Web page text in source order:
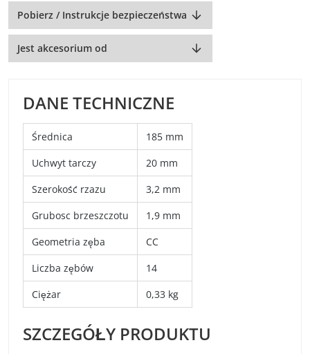
Pobierz / Instrukcje bezpieczeństwa
Jest akcesorium od
DANE TECHNICZNE
Średnica
185 mm
Uchwyt tarczy
20 mm
Szerokość rzazu
3,2 mm
Grubosc brzeszczotu
1,9 mm
Geometria zęba
CC
Liczba zębów
14
Ciężar
0,33 kg
SZCZEGÓŁY PRODUKTU